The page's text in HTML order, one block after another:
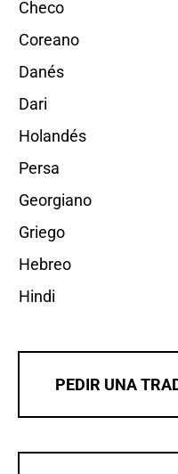
Checo
Coreano
Danés
Dari
Holandés
Persa
Georgiano
Griego
Hebreo
Hindi
PEDIR UNA